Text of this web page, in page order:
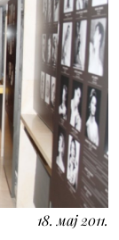
18. мај 2011.